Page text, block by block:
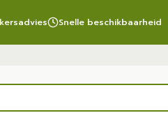
Snelle beschikbaarheid